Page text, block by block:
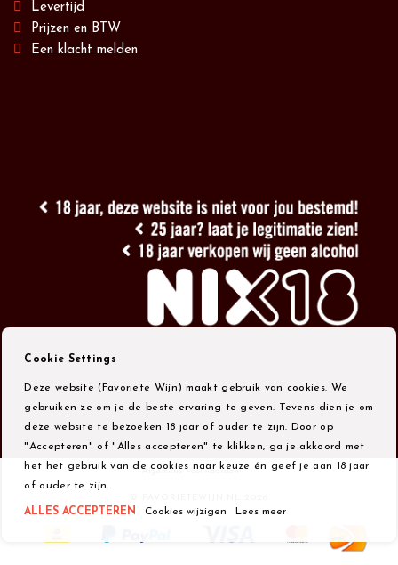
Levertijd
Prijzen en BTW
Een klacht melden
Algemene Voorwaarden
Cookie Settings
Deze website (Favoriete Wijn) maakt gebruik van cookies. We
gebruiken ze om je de beste ervaring te geven. Tevens dien je om
deze website te bezoeken 18 jaar of ouder te zijn. Door op
"Accepteren" of "Alles accepteren" te klikken, ga je akkoord met
het het gebruik van de cookies naar keuze én geef je aan 18 jaar
of ouder te zijn.
ALLES ACCEPTEREN Cookies wijzigen Lees meer